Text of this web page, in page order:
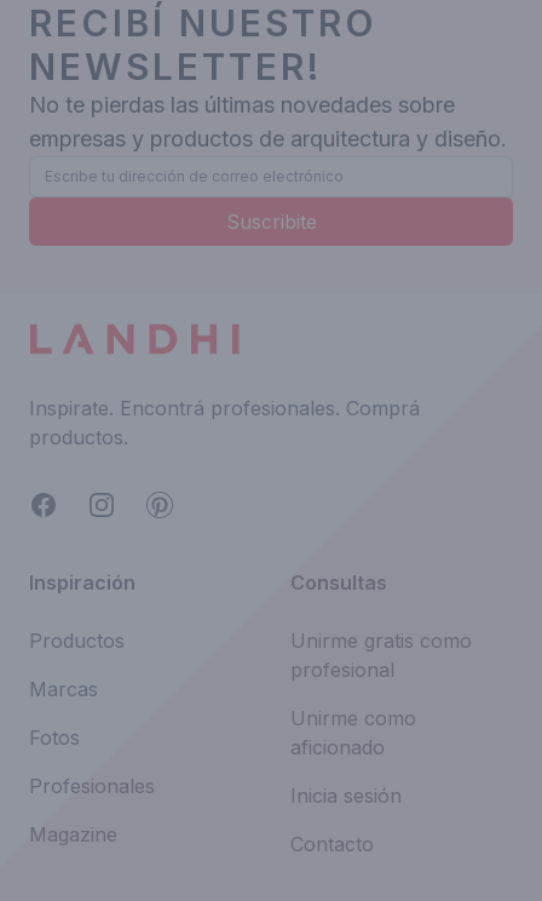
RECIBÍ NUESTRO
NEWSLETTER!
No te pierdas las últimas novedades sobre
empresas y productos de arquitectura y diseño.
Suscribite
Inspirate. Encontrá profesionales. Comprá
productos.
FacebookInstagramPinterest
Inspiración
Productos
Marcas
Fotos
Profesionales
Magazine
Consultas
Unirme gratis como
profesional
Unirme como
aficionado
Inicia sesión
Contacto